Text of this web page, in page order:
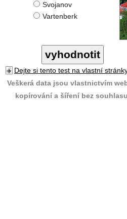
Svojanov
Vartenberk
Dejte si tento test na vlastní
Veškerá data jsou vlastnictvím
kopírování a šíření bez